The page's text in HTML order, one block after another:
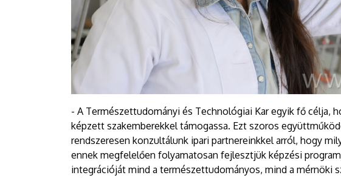
- A Természettudományi és Technológiai Kar egyik fő célja,
képzett szakemberekkel támogassa. Ezt szoros
rendszeresen konzultálunk ipari partnereinkkel arról, hogy
ennek megfelelően folyamatosan fejlesztjük képzési
integrációját mind a természettudományos, mind a mérnöki